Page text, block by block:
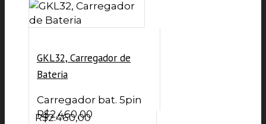
GKL32, Carregador de
Bateria
Carregador bat. 5pin
R$2.460,00
R$2.460,00